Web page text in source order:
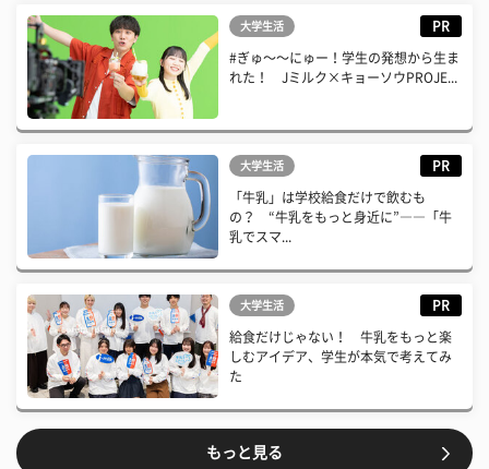
大学生活 PR
#ぎゅ〜〜にゅー！学生の発想から生ま
れた！ Jミルク×キョーソウPROJE...
大学生活 PR
「牛乳」は学校給食だけで飲むも
の？ “牛乳をもっと身近に”――「牛
乳でスマ...
大学生活 PR
給食だけじゃない！ 牛乳をもっと楽
しむアイデア、学生が本気で考えてみ
た
もっと見る